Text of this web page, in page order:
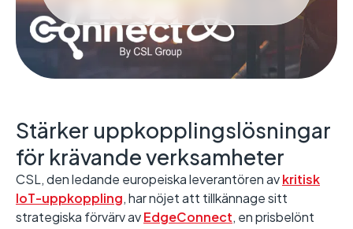
Stärker uppkopplingslösningar
för krävande verksamheter
CSL, den ledande europeiska leverantören avkritisk
IoT-uppkoppling, har nöjet att tillkännage sitt
strategiska förvärv avEdgeConnect, en prisbelönt